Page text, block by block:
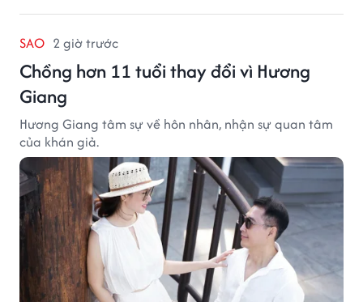
SAO 2 giờ trước
Chồng hơn 11 tuổi thay đổi vì Hương
Giang
Hương Giang tâm sự về hôn nhân, nhận sự quan tâm
của khán giả.